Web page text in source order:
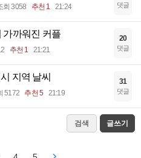
회 3058 추천 1 21:24 댓글
가까워진 커플
추천 1 21:21
20
댓글
지역 날씨
5172 추천 5 21:19
31
댓글
검색 글쓰기